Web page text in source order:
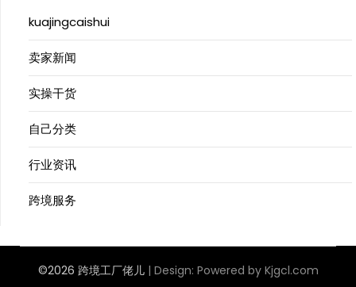
kuajingcaishui
卖家新闻
实操干货
自己分类
行业资讯
跨境服务
©2026 跨境工厂佬儿 | Design: Powered by Kjgcl.com